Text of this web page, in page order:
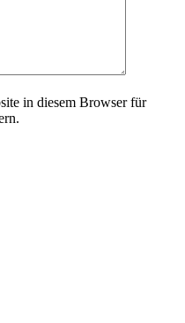
in diesem Browser für